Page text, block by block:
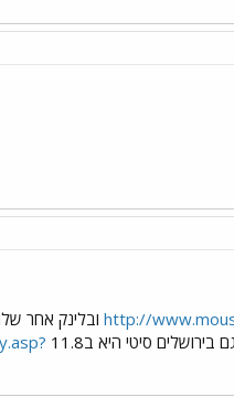
http:// ובלינק אחר
בירושלים סיטי היא ב11.8